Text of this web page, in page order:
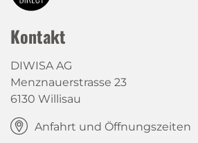
Kontakt
DIWISA AG
Menznauerstrasse 23
6130 Willisau
Anfahrt und Öffnungszeiten